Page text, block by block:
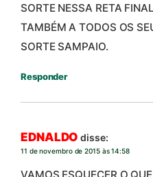
SORTE NESSA RETA
TAMBÉM A TODOS OS
SORTE SAMPAIO.
Responder
EDNALDO disse:
11 de novembro de 2015 às 14:58
VAMOS ESQUECER O